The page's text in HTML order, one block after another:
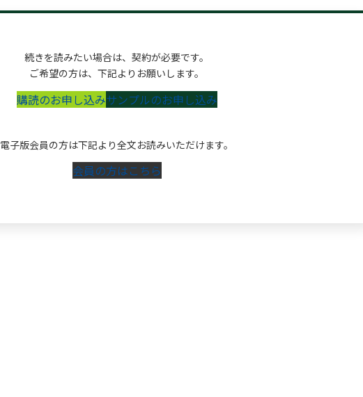
続きを読みたい場合は、契約が必要です。
ご希望の方は、下記よりお願いします。
購読のお申し込みサンプルのお申し込み
電子版会員の方は下記より全文お読みいただけます。
会員の方はこちら